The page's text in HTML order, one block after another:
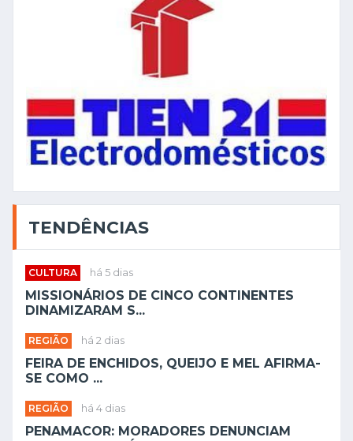
TENDÊNCIAS
CULTURA há 5 dias
MISSIONÁRIOS DE CINCO CONTINENTES
DINAMIZARAM S...
REGIÃO há 2 dias
FEIRA DE ENCHIDOS, QUEIJO E MEL AFIRMA-
SE COMO ...
REGIÃO há 4 dias
PENAMACOR: MORADORES DENUNCIAM